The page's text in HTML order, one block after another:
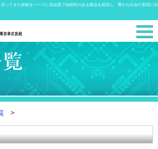
ってきた技術をベースに高品質で信頼性のある製品を提供し、豊かな社会の実現に向